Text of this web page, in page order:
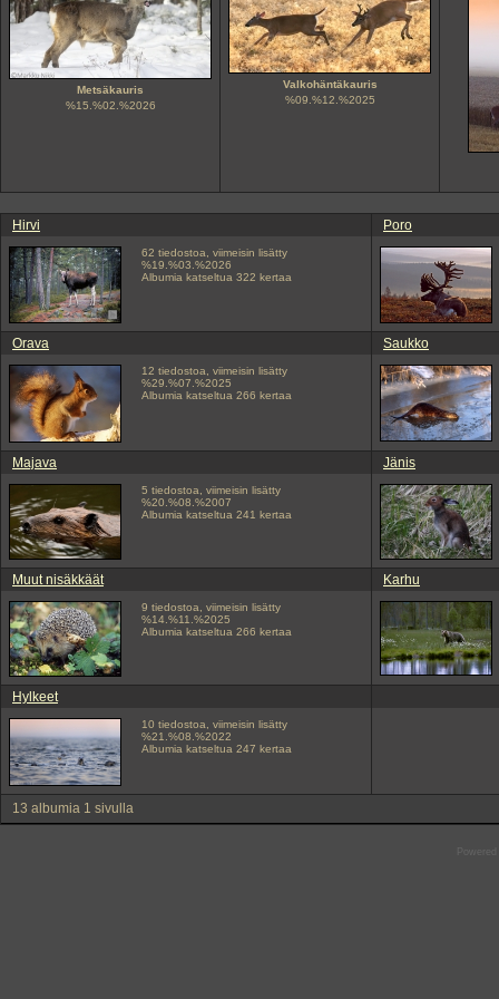
Metsäkauris
%15.%02.%2026
Valkohäntäkauris
%09.%12.%2025
Hirvi
62 tiedostoa, viimeisin lisätty
%19.%03.%2026
Albumia katseltua 322 kertaa
Poro
Orava
12 tiedostoa, viimeisin lisätty
%29.%07.%2025
Albumia katseltua 266 kertaa
Saukko
Majava
5 tiedostoa, viimeisin lisätty
%20.%08.%2007
Albumia katseltua 241 kertaa
Jänis
Muut nisäkkäät
9 tiedostoa, viimeisin lisätty
%14.%11.%2025
Albumia katseltua 266 kertaa
Karhu
Hylkeet
10 tiedostoa, viimeisin lisätty
%21.%08.%2022
Albumia katseltua 247 kertaa
13 albumia 1 sivulla